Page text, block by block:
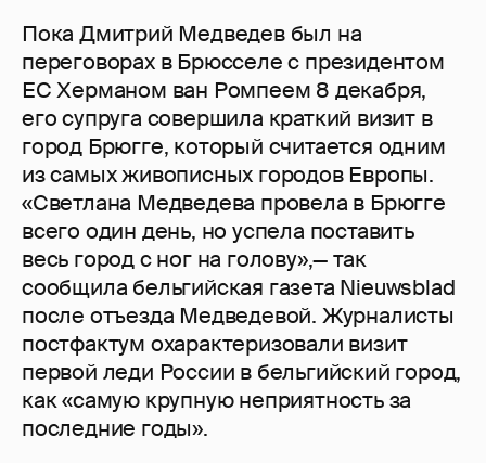
Пока Дмитрий Медведев был на
переговорах в Брюсселе с президентом
ЕС Херманом ван Ромпеем 8 декабря,
его супруга совершила краткий визит в
город Брюгге, который считается одним
из самых живописных городов Европы.
«Светлана Медведева провела в Брюгге
всего один день, но успела поставить
весь город с ног на голову»,— так
сообщила бельгийская газета Nieuwsblad
после отъезда Медведевой. Журналисты
постфактум охарактеризовали визит
первой леди России в бельгийский город,
как «самую крупную неприятность за
последние годы».